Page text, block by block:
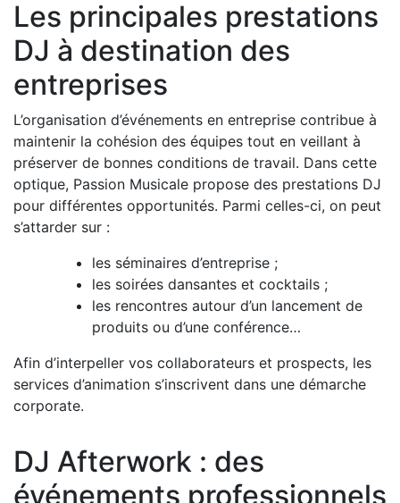
Les principales prestations
DJ à destination des
entreprises
L’organisation d’événements en entreprise contribue à
maintenir la cohésion des équipes tout en veillant à
préserver de bonnes conditions de travail. Dans cette
optique, Passion Musicale propose des prestations DJ
pour différentes opportunités. Parmi celles-ci, on peut
s’attarder sur :
les séminaires d’entreprise ;
les soirées dansantes et cocktails ;
les rencontres autour d’un lancement de
produits ou d’une conférence…
Afin d’interpeller vos collaborateurs et prospects, les
services d’animation s’inscrivent dans une démarche
corporate.
DJ Afterwork : des
événements professionnels